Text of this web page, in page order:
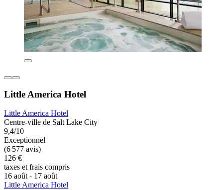
Little America Hotel
Little America Hotel
Centre-ville de Salt Lake City
9,4/10
Exceptionnel
(6 577 avis)
126 €
taxes et frais compris
16 août - 17 août
Little America Hotel